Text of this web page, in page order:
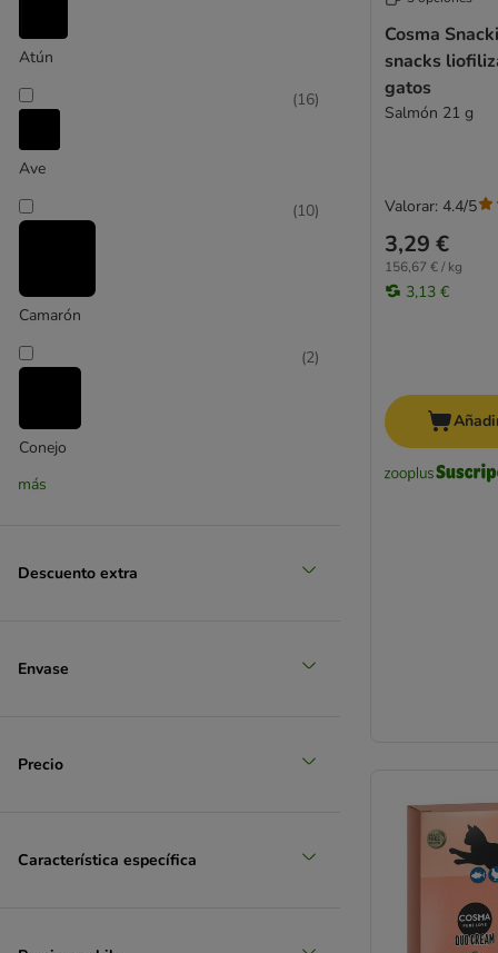
Trixie
Ultima
Whiskas
Wild Freedom
Yarrah Bio
Atún
Ave
(16)
Camarón
(10)
Conejo
(2)
Pato
más
Descuento extra
Envase
Precio
Característica específica
Cosma
snacks
gatos
Salmón 21 g
3,29 €
156,67 € / kg
3,13 €
Valorar: 4.4/5